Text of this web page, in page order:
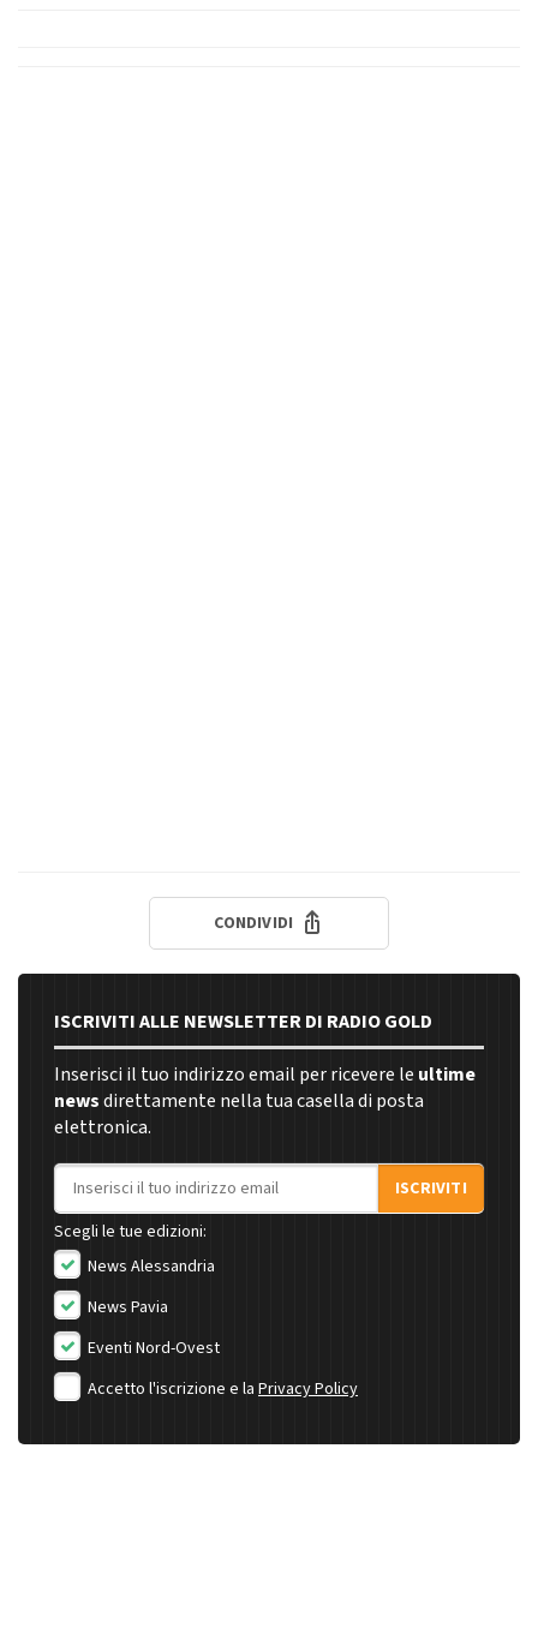
CONDIVIDI
ISCRIVITI ALLE NEWSLETTER DI RADIO GOLD
Inserisci il tuo indirizzo email per ricevere le ultime
newsdirettamente nella tua casella di posta
elettronica.
Indirizzo email
ISCRIVITI
Scegli le tue edizioni:
News Alessandria
News Pavia
Eventi Nord-Ovest
Accetto l'iscrizione e la Privacy Policy